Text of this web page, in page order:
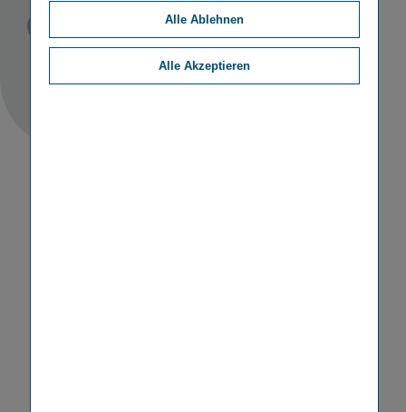
STICHWORTE
SONSTIGE
Alle Ablehnen
Alle Akzeptieren